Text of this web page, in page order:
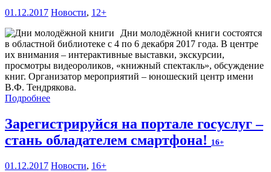
01.12.2017 Новости, 12+
Дни молодёжной книги состоятся
в областной библиотеке с 4 по 6 декабря 2017 года. В центре
их внимания – интерактивные выставки, экскурсии,
просмотры видеороликов, «книжный спектакль», обсуждение
книг. Организатор мероприятий – юношеский центр имени
В.Ф. Тендрякова.
Подробнее
Зарегистрируйся на портале госуслуг –
стань обладателем смартфона! 16+
01.12.2017 Новости, 16+